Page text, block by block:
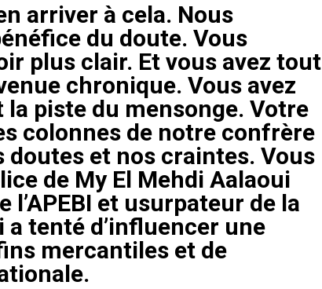
arriver à cela. Nous
du doute. Vous
plus clair. Et vous avez tout
chronique. Vous avez
piste du mensonge. Votre
colonnes de notre confrère
et nos craintes. Vous
de My El Mehdi Aalaoui
l’APEBI et usurpateur de la
a tenté d’influencer une
mercantiles et de